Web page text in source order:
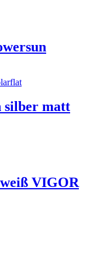
silber matt
VIGOR